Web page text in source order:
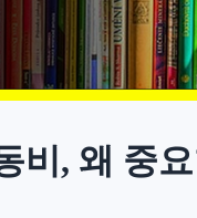
비, 왜 중